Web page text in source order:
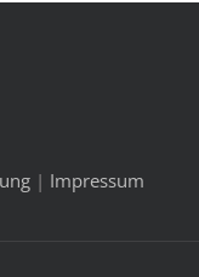
| Impressum